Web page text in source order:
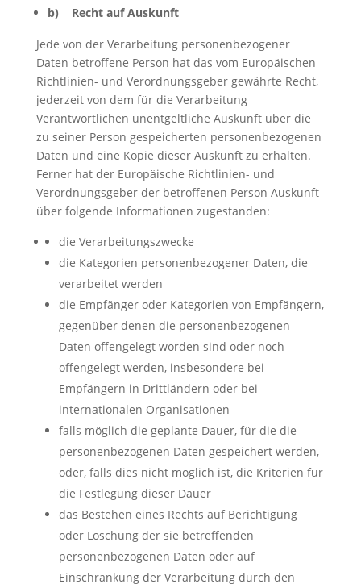
b) Recht auf Auskunft
Jede von der Verarbeitung personenbezogener
Daten betroffene Person hat das vom Europäischen
Richtlinien- und Verordnungsgeber gewährte Recht,
jederzeit von dem für die Verarbeitung
Verantwortlichen unentgeltliche Auskunft über die
zu seiner Person gespeicherten personenbezogenen
Daten und eine Kopie dieser Auskunft zu erhalten.
Ferner hat der Europäische Richtlinien- und
Verordnungsgeber der betroffenen Person Auskunft
über folgende Informationen zugestanden:
die Verarbeitungszwecke
die Kategorien personenbezogener Daten, die
verarbeitet werden
die Empfänger oder Kategorien von Empfängern,
gegenüber denen die personenbezogenen
Daten offengelegt worden sind oder noch
offengelegt werden, insbesondere bei
Empfängern in Drittländern oder bei
internationalen Organisationen
falls möglich die geplante Dauer, für die die
personenbezogenen Daten gespeichert werden,
oder, falls dies nicht möglich ist, die Kriterien für
die Festlegung dieser Dauer
das Bestehen eines Rechts auf Berichtigung
oder Löschung der sie betreffenden
personenbezogenen Daten oder auf
Einschränkung der Verarbeitung durch den